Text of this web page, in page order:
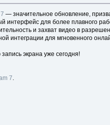
— значительное обновление,
интерфейс для более плавного
и захват видео в
интеграции для мгновенного
экрана уже сегодня!
7